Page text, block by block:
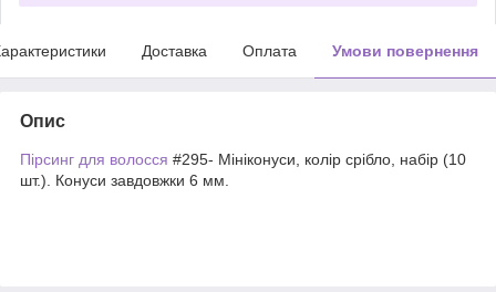
Доставка Оплата Умови повернення
Опис
Пірсинг для волосся #295- Мініконуси, колір срібло, набір (10
шт.). Конуси завдовжки 6 мм.